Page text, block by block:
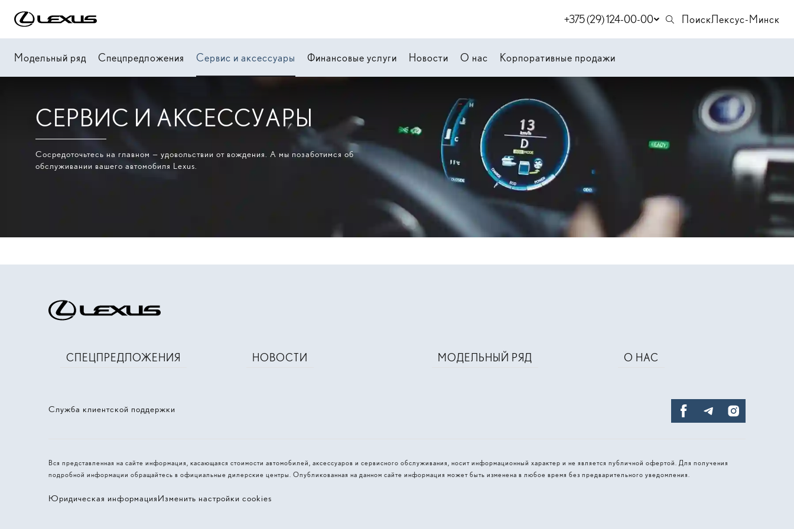
+375 (29) 124-00-00 ПоискЛексус-Минск
Модельный ряд Спецпредложения Сервис и аксессуары Финансовые услуги Новости О нас Корпоративные продажи
СЕРВИС И АКСЕССУАРЫ
Сосредоточьтесь на главном — удовольствии от вождения. А мы позаботимся об
обслуживании вашего автомобиля Lexus.
Служба клиентской поддержки
СПЕЦПРЕДЛОЖЕНИЯ НОВОСТИ МОДЕЛЬНЫЙ РЯД О НАС
Вся представленная на сайте информация, касающаяся стоимости автомобилей, аксессуаров и сервисного обслуживания, носит информационный характер и не является публичной офертой. Для получения
подробной информации обращайтесь в официальные дилерские центры. Опубликованная на данном сайте информация может быть изменена в любое время без предварительного уведомления.
Юридическая информацияИзменить настройки cookies